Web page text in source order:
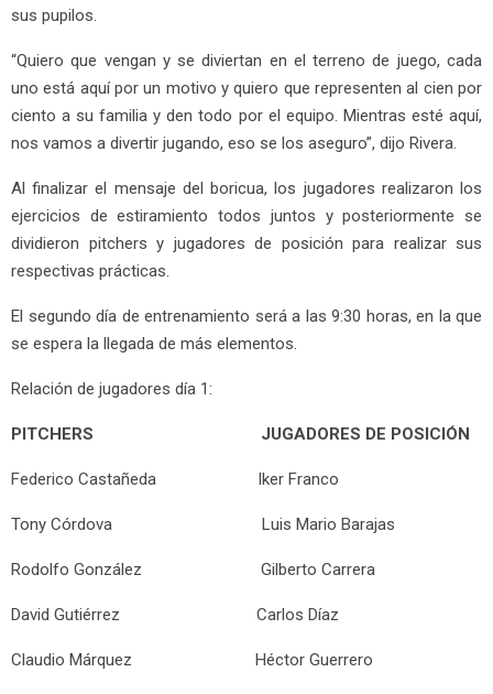
sus pupilos.
“Quiero que vengan y se diviertan en el terreno de juego, cada
uno está aquí por un motivo y quiero que representen al cien por
ciento a su familia y den todo por el equipo. Mientras esté aquí,
nos vamos a divertir jugando, eso se los aseguro”, dijo Rivera.
Al finalizar el mensaje del boricua, los jugadores realizaron los
ejercicios de estiramiento todos juntos y posteriormente se
dividieron pitchers y jugadores de posición para realizar sus
respectivas prácticas.
El segundo día de entrenamiento será a las 9:30 horas, en la que
se espera la llegada de más elementos.
Relación de jugadores día 1:
PITCHERS JUGADORES DE POSICIÓN
Federico Castañeda Iker Franco
Tony Córdova Luis Mario Barajas
Rodolfo González Gilberto Carrera
David Gutiérrez Carlos Díaz
Claudio Márquez Héctor Guerrero